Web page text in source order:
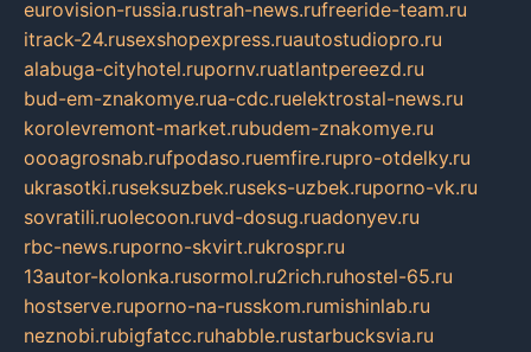
eurovision-russia.rustrah-news.rufreeride-team.ru
itrack-24.rusexshopexpress.ruautostudiopro.ru
alabuga-cityhotel.rupornv.ruatlantpereezd.ru
bud-em-znakomye.rua-cdc.ruelektrostal-news.ru
korolevremont-market.rubudem-znakomye.ru
oooagrosnab.rufpodaso.ruemfire.rupro-otdelky.ru
ukrasotki.ruseksuzbek.ruseks-uzbek.ruporno-vk.ru
sovratili.ruolecoon.ruvd-dosug.ruadonyev.ru
rbc-news.ruporno-skvirt.rukrospr.ru
13autor-kolonka.rusormol.ru2rich.ruhostel-65.ru
hostserve.ruporno-na-russkom.rumishinlab.ru
neznobi.rubigfatcc.ruhabble.rustarbucksvia.ru